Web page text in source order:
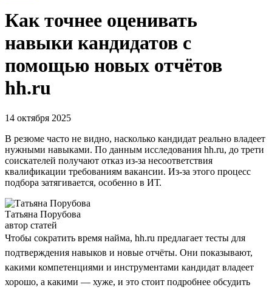
Как точнее оценивать
навыки кандидатов с
помощью новых отчётов
hh.ru
14 октября 2025
В резюме часто не видно, насколько кандидат реально владеет
нужными навыками. По данным исследования hh.ru, до трети
соискателей получают отказ из-за несоответствия
квалификации требованиям вакансии. Из-за этого процесс
подбора затягивается, особенно в ИТ.
Татьяна Порубова
автор статей
Чтобы сократить время найма, hh.ru предлагает тесты для
подтверждения навыков и новые отчёты. Они показывают,
какими компетенциями и инструментами кандидат владеет
хорошо, а какими — хуже, и это стоит подробнее обсудить